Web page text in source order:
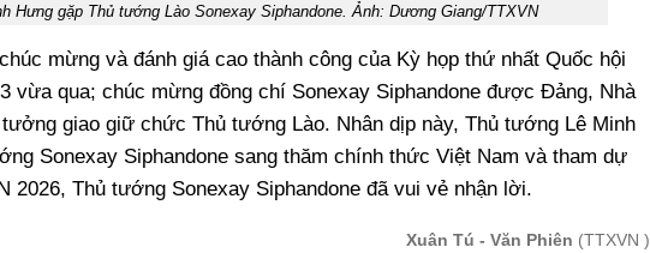
Hưng gặp Thủ tướng Lào Sonexay Siphandone. Ảnh: Dương Giang/TTXVN
mừng và đánh giá cao thành công của Kỳ họp thứ nhất Quốc hội
vừa qua; chúc mừng đồng chí Sonexay Siphandone được Đảng, Nhà
giao giữ chức Thủ tướng Lào. Nhân dịp này, Thủ tướng Lê Minh
Sonexay Siphandone sang thăm chính thức Việt Nam và tham dự
2026, Thủ tướng Sonexay Siphandone đã vui vẻ nhận lời.
Xuân Tú - Văn Phiên (TTXVN )